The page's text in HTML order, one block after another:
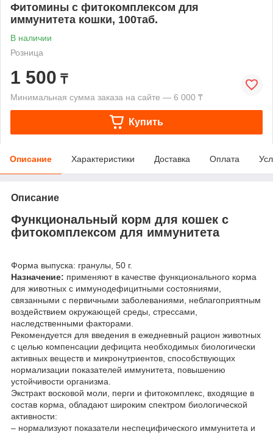
Фитомины с фитокомплексом для
иммунитета кошки, 100таб.
В наличии
Розница
1 500 ₸
Минимальная сумма заказа на сайте — 6 000 ₸
Купить
Описание Характеристики Доставка Оплата
Описание
Функциональный корм для кошек с
фитокомплексом для иммунитета
Форма выпуска: гранулы, 50 г.
Назначение: применяют в качестве функционального корма
для животных с иммунодефицитными состояниями,
связанными с первичными заболеваниями, неблагоприятным
воздействием окружающей среды, стрессами,
наследственными факторами.
Рекомендуется для введения в ежедневный рацион животных
с целью компенсации дефицита необходимых биологически
активных веществ и микронутриентов, способствующих
нормализации показателей иммунитета, повышению
устойчивости организма.
Экстракт восковой моли, перги и фитокомплекс, входящие в
состав корма, обладают широким спектром биологической
активности:
– нормализуют показатели неспецифического иммунитета и